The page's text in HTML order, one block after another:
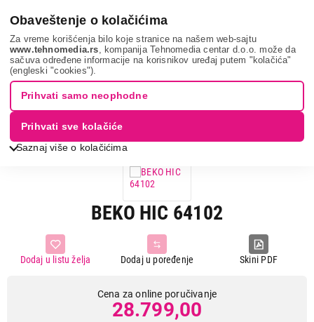
Obaveštenje o kolačićima
Za vreme korišćenja bilo koje stranice na našem web-sajtu
www.tehnomedia.rs , kompanija Tehnomedia centar d.o.o. može da
sačuva određene informacije na korisnikov uređaj putem "kolačića"
(engleski "cookies").
Saznaj više o kolačićima
Prihvati samo neophodne
Prihvati sve kolačiće
Bela tehnika Ugradne ploče
Ugradne staklokeramičke ploče
Beko hic 64102...
BEKO HIC 64102
Skini PDF
Dodaj u poređenje
Dodaj u listu želja
Cena za online poručivanje
28.799,00